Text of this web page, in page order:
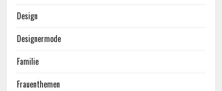
Design
Designermode
Familie
Frauenthemen